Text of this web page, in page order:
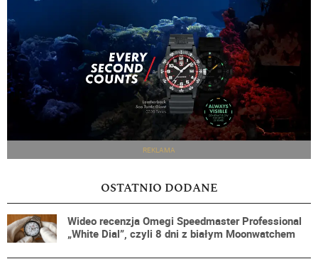
REKLAMA
OSTATNIO DODANE
Wideo recenzja Omegi Speedmaster Professional
„White Dial”, czyli 8 dni z białym Moonwatchem